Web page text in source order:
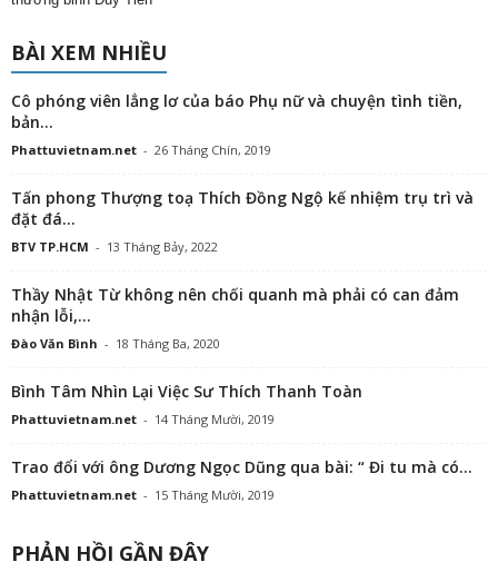
BÀI XEM NHIỀU
Cô phóng viên lẳng lơ của báo Phụ nữ và chuyện tình tiền,
bản...
Phattuvietnam.net - 26 Tháng Chín, 2019
Tấn phong Thượng toạ Thích Đồng Ngộ kế nhiệm trụ trì và
đặt đá...
BTV TP.HCM - 13 Tháng Bảy, 2022
Thầy Nhật Từ không nên chối quanh mà phải có can đảm
nhận lỗi,...
Đào Văn Bình - 18 Tháng Ba, 2020
Bình Tâm Nhìn Lại Việc Sư Thích Thanh Toàn
Phattuvietnam.net - 14 Tháng Mười, 2019
Trao đổi với ông Dương Ngọc Dũng qua bài: “ Đi tu mà có...
Phattuvietnam.net - 15 Tháng Mười, 2019
PHẢN HỒI GẦN ĐÂY